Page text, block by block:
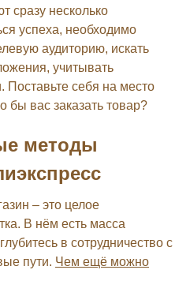
сразу несколько
успеха, необходимо
аудиторию, искать
учитывать
Поставьте себя на место
бы вас заказать товар?
методы
– это целое
В нём есть масса
в сотрудничество с
пути. Чем ещё можно